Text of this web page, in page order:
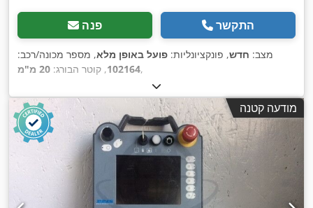
פנה התקשר
מצב: חדש, פונקציונליות: פועל באופן מלא, מספר מכונה/רכב:
102164, קוטר הבורג: 20 מ"מ ,
מודעה קטנה